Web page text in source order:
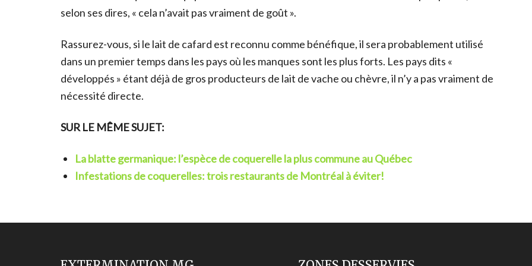
selon ses dires, « cela n’avait pas vraiment de goût ».
Rassurez-vous, si le lait de cafard est reconnu comme bénéfique, il sera probablement utilisé
dans un premier temps dans les pays où les manques sont les plus forts. Les pays dits «
développés » étant déjà de gros producteurs de lait de vache ou chèvre, il n’y a pas vraiment de
nécessité directe.
SUR LE MÊME SUJET:
La blatte germanique: l’espèce de coquerelle la plus commune au Québec
Infestations de coquerelles: trois restaurants de Montréal à éviter!